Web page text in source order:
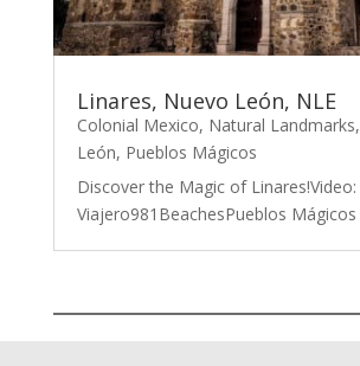
Linares, Nuevo León, NLE
Colonial Mexico, Natural Landmarks,
León, Pueblos Mágicos
Discover the Magic of Linares!Video:
Viajero981BeachesPueblos Mágicos